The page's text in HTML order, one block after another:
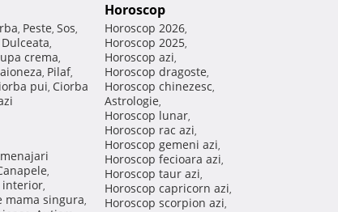
, Peste, Sos,
Dulceata,
crema,
, Pilaf,
pui, Ciorba
,
interior,
mama singura,
Horoscop
Horoscop 2026,
Horoscop 2025,
Horoscop azi,
Horoscop dragoste,
Horoscop chinezesc,
Astrologie,
Horoscop lunar,
Horoscop rac azi,
Horoscop gemeni azi,
Horoscop fecioara azi,
Horoscop taur azi,
Horoscop capricorn azi,
Horoscop scorpion azi,